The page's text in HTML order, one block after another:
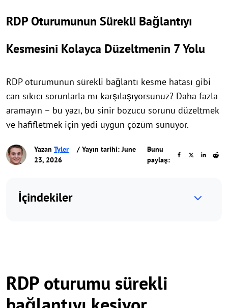
RDP Oturumunun Sürekli Bağlantıyı
Kesmesini Kolayca Düzeltmenin 7 Yolu
RDP oturumunun sürekli bağlantı kesme hatası gibi
can sıkıcı sorunlarla mı karşılaşıyorsunuz? Daha fazla
aramayın – bu yazı, bu sinir bozucu sorunu düzeltmek
ve hafifletmek için yedi uygun çözüm sunuyor.
Yazan Tyler
/ Yayın tarihi: June
23, 2026
Bunu
paylaş:
İçindekiler
RDP oturumu sürekli